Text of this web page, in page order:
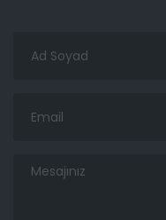
Soyad
Mesajınız